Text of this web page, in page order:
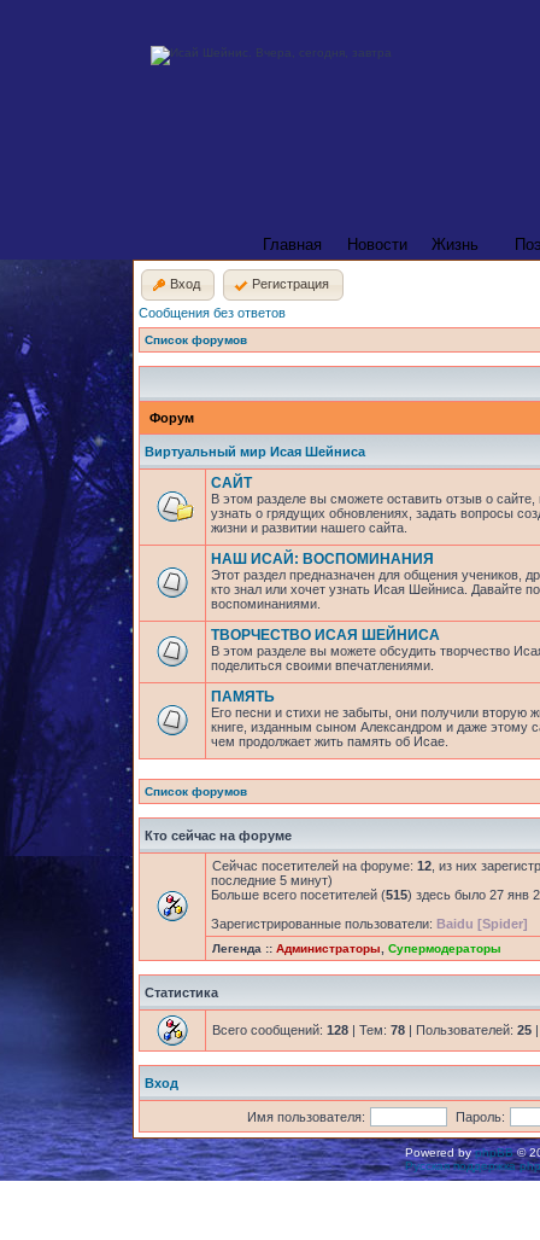
Главная Новости Жизнь
Вход
Регистрация
Сообщения без ответов
Список форумов
Форум
Виртуальный мир Исая Шейниса
САЙТ
В этом разделе вы сможете оставить отзыв о
узнать о грядущих обновлениях, задать вопросы
жизни и развитии нашего сайта.
НАШ ИСАЙ: ВОСПОМИНАНИЯ
Этот раздел предназначен для общения учеников,
кто знал или хочет узнать Исая Шейниса. Давайте
воспоминаниями.
ТВОРЧЕСТВО ИСАЯ ШЕЙНИСА
В этом разделе вы можете обсудить творчество
поделиться своими впечатлениями.
ПАМЯТЬ
Его песни и стихи не забыты, они получили вторую
книге, изданным сыном Александром и даже этому
чем продолжает жить память об Исае.
Список форумов
Кто сейчас на форуме
Сейчас посетителей на форуме: 12 , из них
последние 5 минут)
Больше всего посетителей (515) здесь было 27 янв
Зарегистрированные пользователи: Baidu [Spider]
Легенда :: Администраторы Супермодераторы
Статистика
Всего сообщений: 128 | Тем: 78 | Пользователей: 25
Вход
Имя пользователя: Пароль:
Powered byphpBB©
Русская поддержка